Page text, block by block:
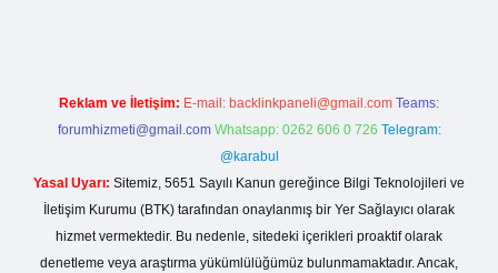
Reklam ve İletişim: E-mail: backlinkpaneli@gmail.com Teams:
forumhizmeti@gmail.com Whatsapp: 0262 606 0 726 Telegram:
@karabul
Yasal Uyarı: Sitemiz, 5651 Sayılı Kanun gereğince Bilgi Teknolojileri ve
İletişim Kurumu (BTK) tarafından onaylanmış bir Yer Sağlayıcı olarak
hizmet vermektedir. Bu nedenle, sitedeki içerikleri proaktif olarak
denetleme veya araştırma yükümlülüğümüz bulunmamaktadır. Ancak,